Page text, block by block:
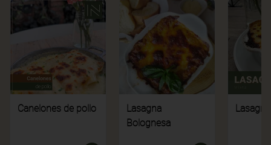
Canelones de pollo
Lasagna
Bolognesa